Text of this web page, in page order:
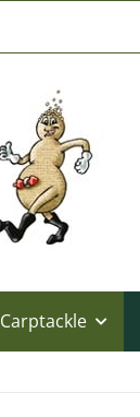
Carptackle